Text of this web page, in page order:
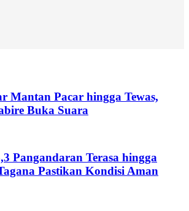
Mantan Pacar hingga Tewas,
Buka Suara
Pangandaran Terasa hingga
Pastikan Kondisi Aman